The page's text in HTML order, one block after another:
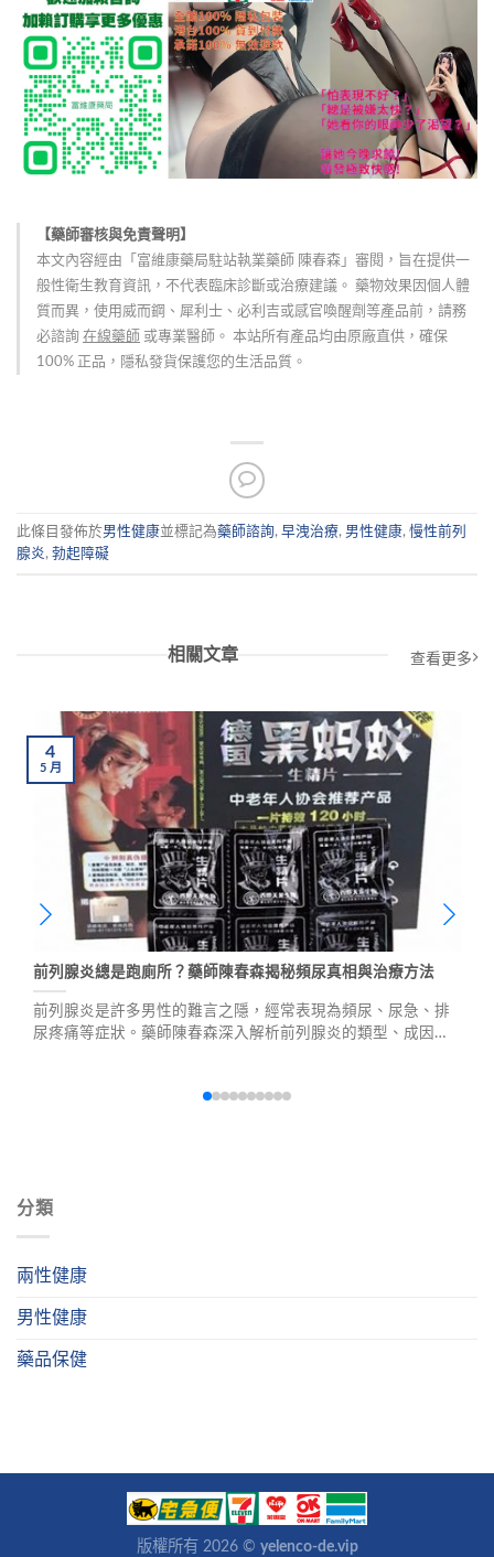
分類
兩性健康
男性健康
藥品保健
【藥師審核與免責聲明】
本文內容經由「富維康藥局駐站執業藥師 陳春森」審閱，旨在提供一
般性衛生教育資訊，不代表臨床診斷或治療建議。 藥物效果因個人體
質而異，使用威而鋼、犀利士、必利吉或感官喚醒劑等產品前，請務
必諮詢 在線藥師 或專業醫師。 本站所有產品均由原廠直供，確保
100% 正品，隱私發貨保護您的生活品質。
此條目發佈於男性健康並標記為藥師諮詢, 早洩治療, 男性健康, 慢性前列
腺炎, 勃起障礙
相關文章 查看更多
前列腺炎總是跑廁所？藥師陳春森揭秘頻尿真相與治療方法
前列腺炎是許多男性的難言之隱，經常表現為頻尿、尿急、排
尿疼痛等症狀。藥師陳春森深入解析前列腺炎的類型、成因與
4
5月
版權所有 2026 © yelenco-de.vip